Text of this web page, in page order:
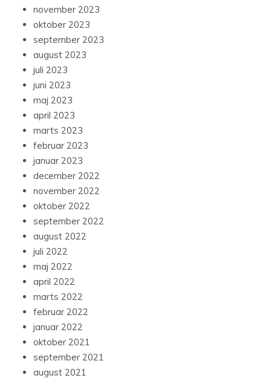
november 2023
oktober 2023
september 2023
august 2023
juli 2023
juni 2023
maj 2023
april 2023
marts 2023
februar 2023
januar 2023
december 2022
november 2022
oktober 2022
september 2022
august 2022
juli 2022
maj 2022
april 2022
marts 2022
februar 2022
januar 2022
oktober 2021
september 2021
august 2021